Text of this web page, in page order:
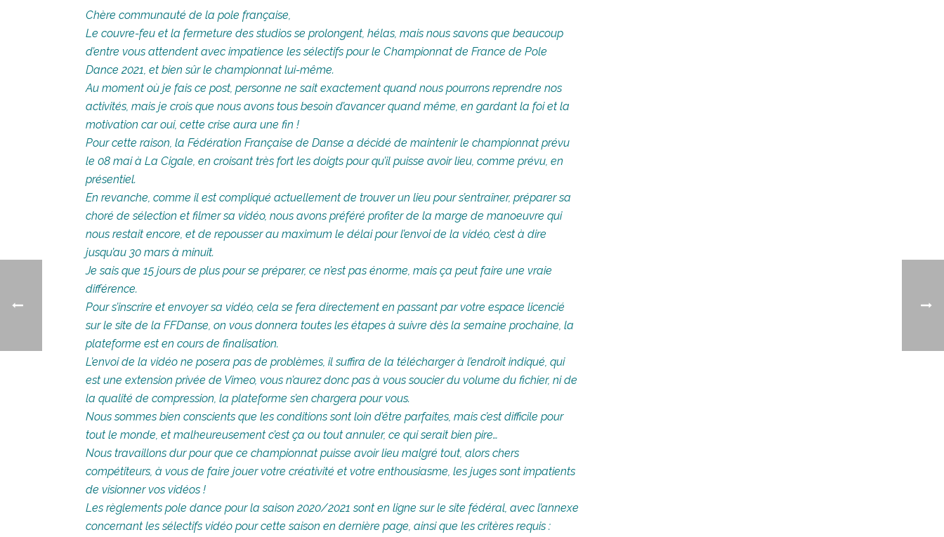
Chère communauté de la pole française,
Le couvre-feu et la fermeture des studios se prolongent, hélas, mais nous savons que beaucoup
d’entre vous attendent avec impatience les sélectifs pour le Championnat de France de Pole
Dance 2021, et bien sûr le championnat lui-même.
Au moment où je fais ce post, personne ne sait exactement quand nous pourrons reprendre nos
activités, mais je crois que nous avons tous besoin d’avancer quand même, en gardant la foi et la
motivation car oui, cette crise aura une fin !
Pour cette raison, la Fédération Française de Danse a décidé de maintenir le championnat prévu
le 08 mai à La Cigale, en croisant très fort les doigts pour qu’il puisse avoir lieu, comme prévu, en
présentiel.
En revanche, comme il est compliqué actuellement de trouver un lieu pour s’entraîner, préparer sa
choré de sélection et filmer sa vidéo, nous avons préféré profiter de la marge de manoeuvre qui
nous restait encore, et de repousser au maximum le délai pour l’envoi de la vidéo, c’est à dire
jusqu’au 30 mars à minuit.
Je sais que 15 jours de plus pour se préparer, ce n’est pas énorme, mais ça peut faire une vraie
différence.
Pour s’inscrire et envoyer sa vidéo, cela se fera directement en passant par votre espace licencié
sur le site de la FFDanse, on vous donnera toutes les étapes à suivre dès la semaine prochaine, la
plateforme est en cours de finalisation.
L’envoi de la vidéo ne posera pas de problèmes, il suffira de la télécharger à l’endroit indiqué, qui
est une extension privée de Vimeo, vous n’aurez donc pas à vous soucier du volume du fichier, ni de
la qualité de compression, la plateforme s’en chargera pour vous.
Nous sommes bien conscients que les conditions sont loin d’être parfaites, mais c’est difficile pour
tout le monde, et malheureusement c’est ça ou tout annuler, ce qui serait bien pire…
Nous travaillons dur pour que ce championnat puisse avoir lieu malgré tout, alors chers
compétiteurs, à vous de faire jouer votre créativité et votre enthousiasme, les juges sont impatients
de visionner vos vidéos !
Les règlements pole dance pour la saison 2020/2021 sont en ligne sur le site fédéral, avec l’annexe
concernant les sélectifs vidéo pour cette saison en dernière page, ainsi que les critères requis :